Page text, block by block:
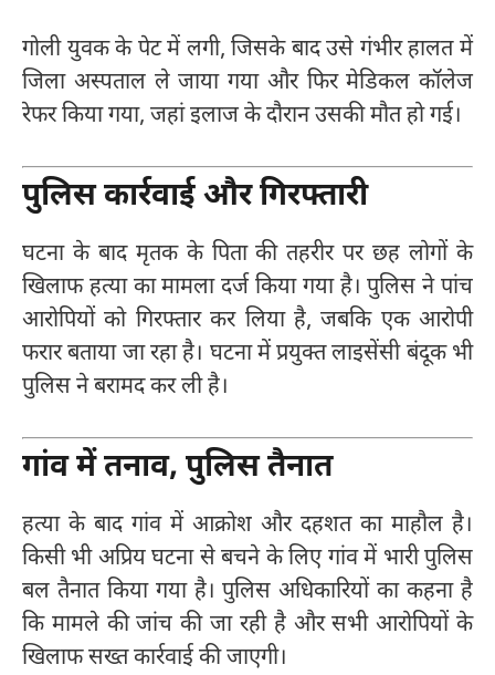
गोली युवक के पेट में लगी, जिसके बाद उसे गंभीर हालत में
जिला अस्पताल ले जाया गया और फिर मेडिकल कॉलेज
रेफर किया गया, जहां इलाज के दौरान उसकी मौत हो गई।
पुलिस कार्रवाई और गिरफ्तारी
घटना के बाद मृतक के पिता की तहरीर पर छह लोगों के
खिलाफ हत्या का मामला दर्ज किया गया है। पुलिस ने पांच
आरोपियों को गिरफ्तार कर लिया है, जबकि एक आरोपी
फरार बताया जा रहा है। घटना में प्रयुक्त लाइसेंसी बंदूक भी
पुलिस ने बरामद कर ली है।
गांव में तनाव, पुलिस तैनात
हत्या के बाद गांव में आक्रोश और दहशत का माहौल है।
किसी भी अप्रिय घटना से बचने के लिए गांव में भारी पुलिस
बल तैनात किया गया है। पुलिस अधिकारियों का कहना है
कि मामले की जांच की जा रही है और सभी आरोपियों के
खिलाफ सख्त कार्रवाई की जाएगी।